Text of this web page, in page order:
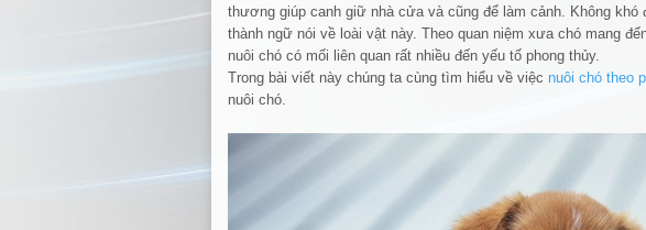
thương giúp canh giữ nhà cửa và cũng để làm cảnh. Không khó
thành ngữ nói về loài vật này. Theo quan niệm xưa chó mang
nuôi chó có mối liên quan rất nhiều đến yếu tố phong thủy.
Trong bài viết này chúng ta cùng tìm hiểu về việc nuôi chó theo
nuôi chó.